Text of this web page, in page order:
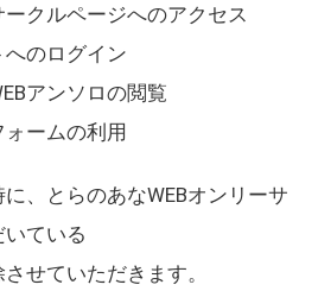
ークルページへのアクセス
へのログイン
アンソロの閲覧
ォームの利用
、とらのあなWEBオンリーサ
ている
せていただきます。